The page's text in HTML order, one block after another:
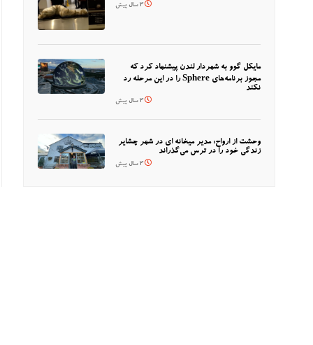
3 سال پیش
مایکل گوو به شهردار لندن پیشنهاد کرد که
مجوز برنامه‌های Sphere را در این مرحله رد
نکند
3 سال پیش
وحشت از ارواح: مدیر میخانه ای در شهر چشایر
زندگی خود را در ترس می‌گذراند
3 سال پیش